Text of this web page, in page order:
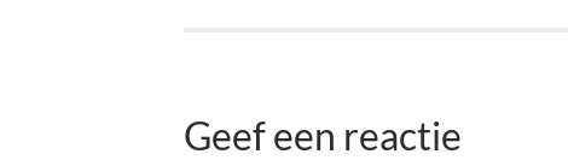
Geef een reactie